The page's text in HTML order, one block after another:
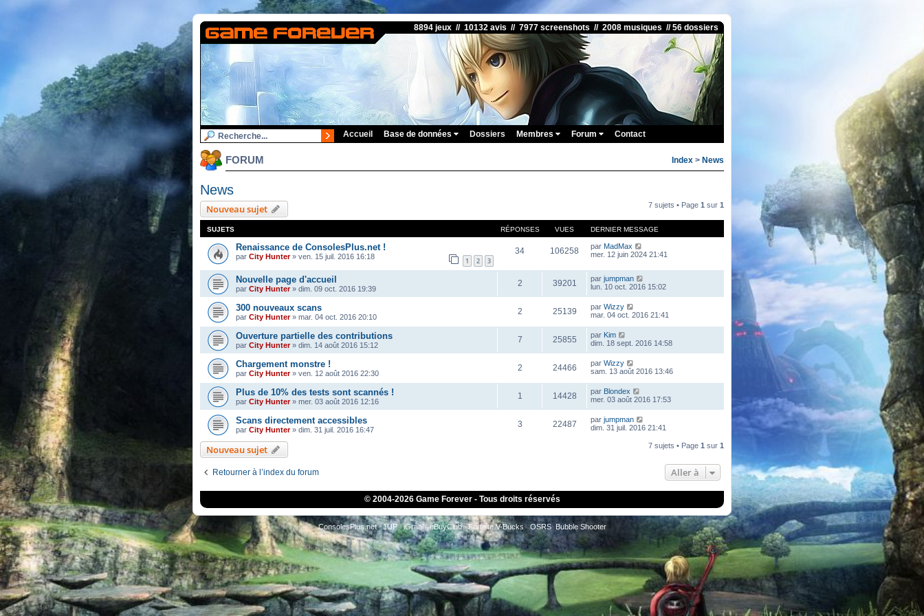
8894 jeux // 10132 avis // 7977 screenshots // 2008 musiques // 56 dossiers
Accueil Base de données Dossiers Membres Forum Contact
FORUM Index > News
News
Nouveau sujet 7 sujets • Page 1 sur 1
SUJETS RÉPONSES VUES DERNIER MESSAGE
Renaissance de ConsolesPlus.net !
par City Hunter» ven. 15 juil. 2016 16:18 1 2 3
34 106258 par MadMax
mer. 12 juin 2024 21:41
Nouvelle page d'accueil
par City Hunter» dim. 09 oct. 2016 19:39
2 39201 par jumpman
lun. 10 oct. 2016 15:02
300 nouveaux scans
par City Hunter» mar. 04 oct. 2016 20:10
2 25139 par Wizzy
mar. 04 oct. 2016 21:41
Ouverture partielle des contributions
par City Hunter» dim. 14 août 2016 15:12
7 25855 par Kim
dim. 18 sept. 2016 14:58
Chargement monstre !
par City Hunter» ven. 12 août 2016 22:30
2 24466 par Wizzy
sam. 13 août 2016 13:46
Plus de 10% des tests sont scannés !
par City Hunter» mer. 03 août 2016 12:16
1 14428 par Blondex
mer. 03 août 2016 17:53
Scans directement accessibles
par City Hunter» dim. 31 juil. 2016 16:47
3 22487 par jumpman
dim. 31 juil. 2016 21:41
Nouveau sujet 7 sujets • Page 1 sur 1
Retourner à l’index du forum Aller à
© 2004-2026 Game Forever - Tous droits réservés
ConsolesPlus.net 1UP iGraal eBuyClub Fortnite V-Bucks OSRS Bubble Shooter